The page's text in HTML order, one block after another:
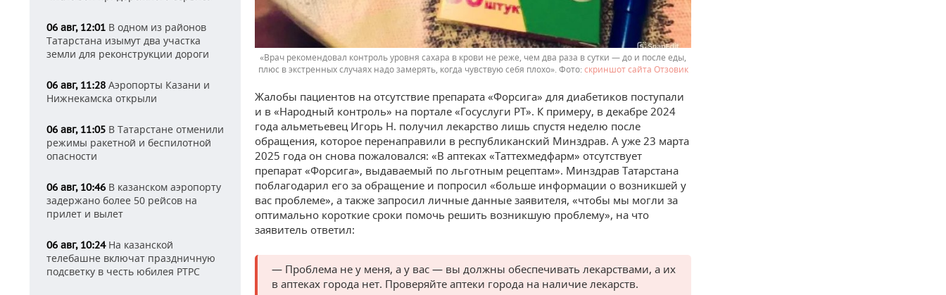
06 авг, 12:01 В одном из районов
Татарстана изымут два участка
земли для реконструкции дороги
06 авг, 11:28 Аэропорты Казани и
Нижнекамска открыли
06 авг, 11:05 В Татарстане отменили
режимы ракетной и беспилотной
опасности
06 авг, 10:46 В казанском аэропорту
задержано более 50 рейсов на
прилет и вылет
06 авг, 10:24На казанской
телебашне включат праздничную
подсветку в честь юбилея РТРС
«Врач рекомендовал контроль уровня сахара в крови не реже, чем два раза в сутки — до и после еды,
плюс в экстренных случаях надо замерять, когда чувствую себя плохо».
скриншот сайта Отзовик
Жалобы пациентов на отсутствие препарата «Форсига» для диабетиков поступали
и в «Народный контроль» на портале «Госуслуги РТ». К примеру, в декабре 2024
года альметьевец Игорь Н. получил лекарство лишь спустя неделю после
обращения, которое перенаправили в республиканский Минздрав. А уже 23 марта
2025 года он снова пожаловался: «В аптеках «Таттехмедфарм» отсутствует
препарат «Форсига», выдаваемый по льготным рецептам». Минздрав Татарстана
поблагодарил его за обращение и попросил «больше информации о возникшей у
вас проблеме», а также запросил личные данные заявителя, «чтобы мы могли за
оптимально короткие сроки помочь решить возникшую проблему», на что
заявитель ответил:
— Проблема не у меня, а у вас — вы должны обеспечивать лекарствами, а их
в аптеках города нет. Проверяйте аптеки города на наличие лекарств.